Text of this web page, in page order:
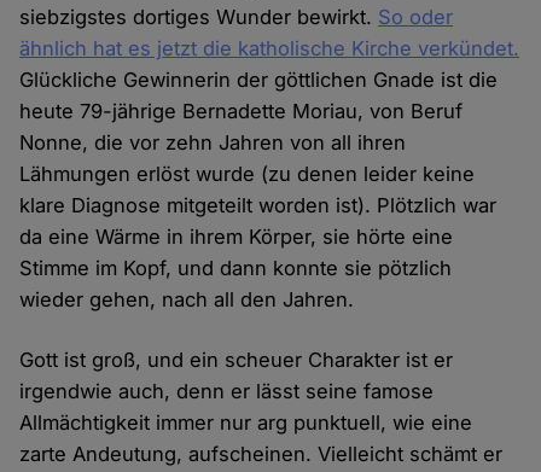
siebzigstes dortiges Wunder bewirkt. So oder
ähnlich hat es jetzt die katholische Kirche verkündet.
Glückliche Gewinnerin der göttlichen Gnade ist die
heute 79-jährige Bernadette Moriau, von Beruf
Nonne, die vor zehn Jahren von all ihren
Lähmungen erlöst wurde (zu denen leider keine
klare Diagnose mitgeteilt worden ist). Plötzlich war
da eine Wärme in ihrem Körper, sie hörte eine
Stimme im Kopf, und dann konnte sie pötzlich
wieder gehen, nach all den Jahren.
Gott ist groß, und ein scheuer Charakter ist er
irgendwie auch, denn er lässt seine famose
Allmächtigkeit immer nur arg punktuell, wie eine
zarte Andeutung, aufscheinen. Vielleicht schämt er